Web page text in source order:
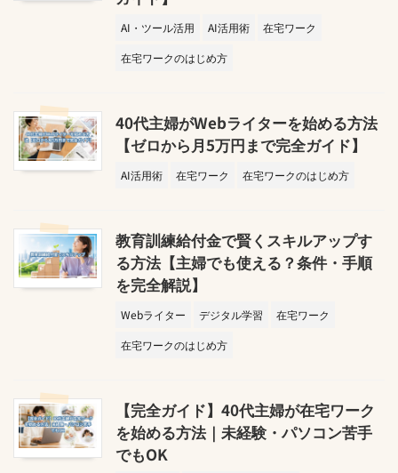
AI・ツール活用 AI活用術
在宅ワーク
在宅ワークのはじめ方
40代主婦がWebライターを始める方法
【ゼロから月5万円まで完全ガイド】
AI活用術 在宅ワーク 在宅ワークのはじめ方
教育訓練給付金で賢くスキルアップす
る方法【主婦でも使える？条件・手順
を完全解説】
Webライター デジタル学習
在宅ワーク
在宅ワークのはじめ方
【完全ガイド】40代主婦が在宅ワーク
を始める方法｜未経験・パソコン苦手
でもOK